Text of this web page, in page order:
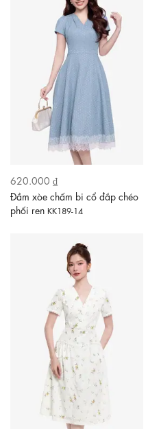
620.000 ₫
Đầm xòe chấm bi cổ đắp chéo
phối ren KK189-14